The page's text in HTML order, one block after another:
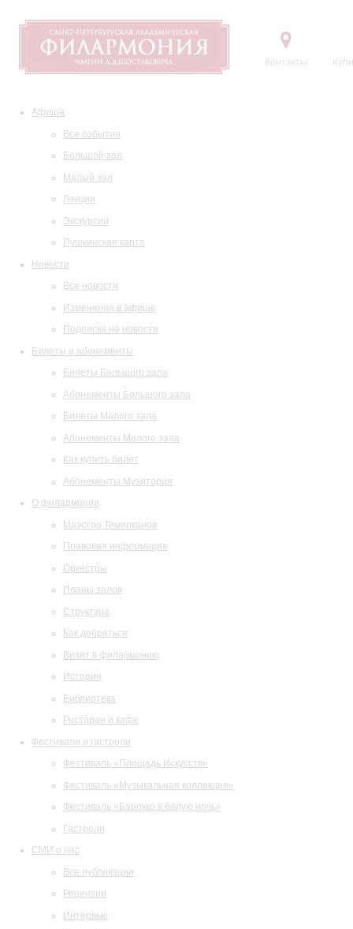
Контакты
Афиша
Все события
Большой зал
Малый зал
Лекции
Экскурсии
Пушкинская карта
Новости
Все новости
Изменения в афише
Подписка на новости
Билеты и абонементы
Билеты Большого зала
Абонементы Большого зала
Билеты Малого зала
Абонементы Малого зала
Как купить билет
Абонементы Музитория
О филармонии
Маэстро Темирканов
Правовая информация
Оркестры
Планы залов
Структура
Как добраться
Визит в филармонию
История
Библиотека
Ресторан и кафе
Фестивали и гастроли
Фестиваль «Площадь Искусств»
Фестиваль «Музыкальная коллекция»
Фестиваль «Барокко в белую ночь»
Гастроли
СМИ о нас
Все публикации
Рецензии
Интервью